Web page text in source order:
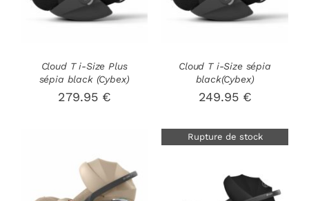
Cloud T i-Size Plus
sépia black (Cybex)
279.95 €
Cloud T i-Size sépia
black(Cybex)
249.95 €
AJOUTER AU
PANIER
/
Rupture de stock